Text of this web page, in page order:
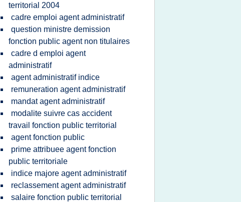
territorial 2004
cadre emploi agent administratif
question ministre demission
fonction public agent non titulaires
cadre d emploi agent
administratif
agent administratif indice
remuneration agent administratif
mandat agent administratif
modalite suivre cas accident
travail fonction public territorial
agent fonction public
prime attribuee agent fonction
public territoriale
indice majore agent administratif
reclassement agent administratif
salaire fonction public territorial